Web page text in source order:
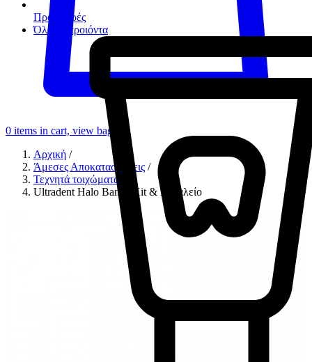
Προσφορές
Όλα τα προιόντα
0 items in cart, view bag
Αρχική /
Άμεσες Αποκαταστάσεις /
Τεχνητά τοιχώματα
Ultradent Halo Bands Kit & Εργαλείο